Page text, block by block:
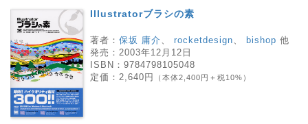
Illustratorブラシの素
著者： 保坂 庸介 rocketdesign bishop 他
発売： 2003年12月12日
ISBN： 9784798105048
定価： 2,640円 （本体2,400円＋税10%）